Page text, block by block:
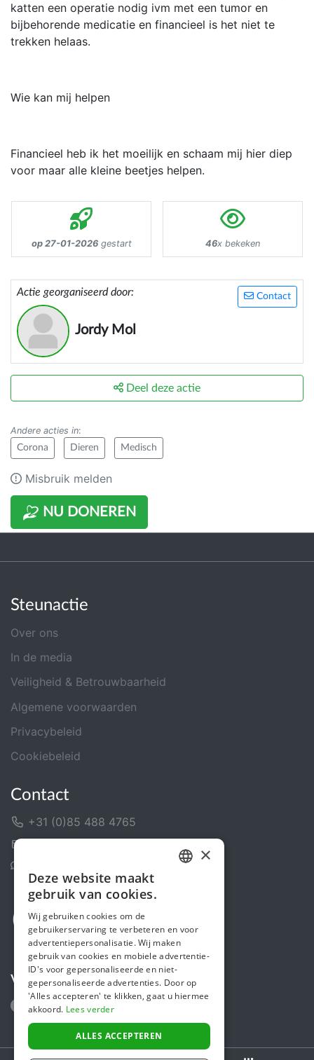
katten een operatie nodig ivm met een tumor en
bijbehorende medicatie en financieel is het niet te
trekken helaas.
Wie kan mij helpen
Financieel heb ik het moeilijk en schaam mij hier diep
voor maar alle kleine beetjes helpen.
op 27-01-2026gestart 46x bekeken
Contact
Actie georganiseerd door:
Jordy Mol
NU DONEREN
Deel deze actie
Andere acties in:
Corona Dieren Medisch
Misbruik melden
Steunactie
Over ons
In de media
Veiligheid & Betrouwbaarheid
Algemene voorwaarden
Privacybeleid
Cookiebeleid
Contact
+31 (0)85 488 4765
Volg ons
ENGLISH
×
Deze website maakt
gebruik van cookies.
Wij gebruiken cookies om de
gebruikerservaring te verbeteren en voor
advertentiepersonalisatie. Wij maken
gebruik van cookies en mobiele advertentie-
ID's voor gepersonaliseerde en niet-
gepersonaliseerde advertenties. Door op
'Alles accepteren' te klikken, gaat u hiermee
akkoord. Lees verder
ALLES ACCEPTEREN